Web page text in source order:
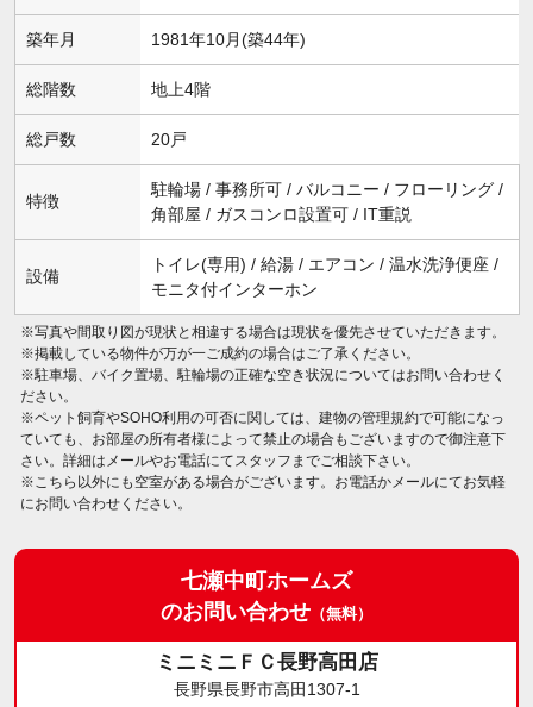
築年月 1981年10月(築44年)
総階数 地上4階
総戸数 20戸
特徴
駐輪場 / 事務所可 / バルコニー / フローリング /
角部屋 / ガスコンロ設置可 / IT重説
設備
トイレ(専用) / 給湯 / エアコン / 温水洗浄便座 /
モニタ付インターホン
※写真や間取り図が現状と相違する場合は現状を優先させていただきます。
※掲載している物件が万が一ご成約の場合はご了承ください。
※駐車場、バイク置場、駐輪場の正確な空き状況についてはお問い合わせく
ださい。
※ペット飼育やSOHO利用の可否に関しては、建物の管理規約で可能になっ
ていても、お部屋の所有者様によって禁止の場合もございますので御注意下
さい。詳細はメールやお電話にてスタッフまでご相談下さい。
※こちら以外にも空室がある場合がございます。お電話かメールにてお気軽
にお問い合わせください。
七瀬中町ホームズ
のお問い合わせ （無料）
ミニミニＦＣ長野高田店
長野県長野市高田1307-1